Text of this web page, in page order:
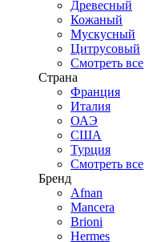
Древесный
Кожаный
Мускусный
Цитрусовый
Смотреть все
Страна
Франция
Италия
ОАЭ
США
Турция
Смотреть все
Бренд
Afnan
Mancera
Brioni
Hermes